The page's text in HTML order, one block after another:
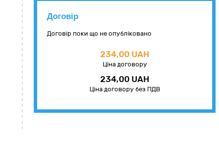
Договір
Договір поки що не опубліковано
234,00 UAH
Ціна договору
234,00 UAH
Ціна договору без ПДВ